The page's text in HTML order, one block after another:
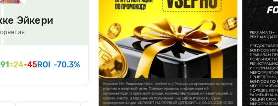
Эйкери
=24-45ROI -70.3%